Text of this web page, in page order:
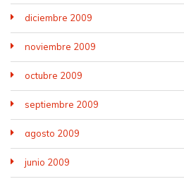
diciembre 2009
noviembre 2009
octubre 2009
septiembre 2009
agosto 2009
junio 2009